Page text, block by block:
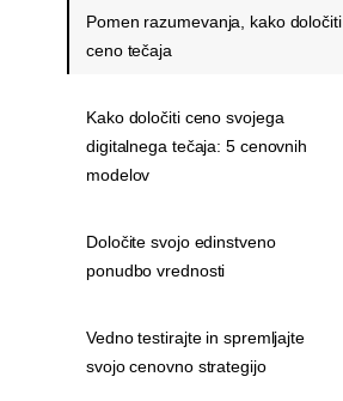
Pomen razumevanja, kako določiti
ceno tečaja
Kako določiti ceno svojega
digitalnega tečaja: 5 cenovnih
modelov
Določite svojo edinstveno
ponudbo vrednosti
Vedno testirajte in spremljajte
svojo cenovno strategijo